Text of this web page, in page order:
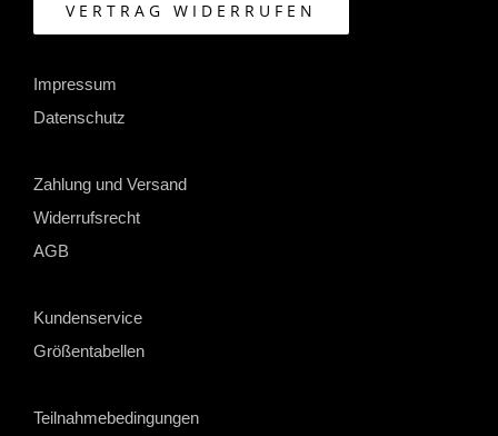
VERTRAG WIDERRUFEN
Impressum
Datenschutz
Zahlung und Versand
Widerrufsrecht
AGB
Kundenservice
Größentabellen
Teilnahmebedingungen